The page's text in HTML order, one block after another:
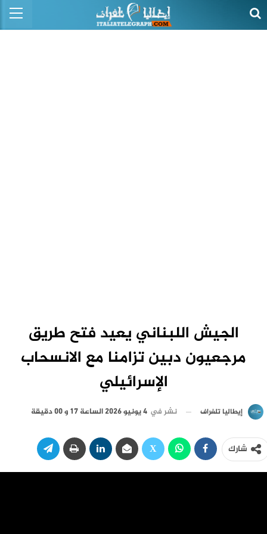
الجيش اللبناني يعيد فتح طريق
مرجعيون دبين تزامنا مع الانسحاب
الإسرائيلي
إيطاليا تلغراف نشر في 4 يونيو 2026 الساعة 17 و 00 دقيقة
شارك